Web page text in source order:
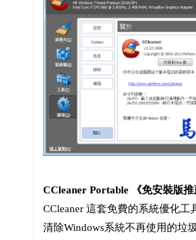
CCleaner Portable 《免安裝版推
CCleaner 這套免費的系統優化工
清除Windows系統不再使用的垃